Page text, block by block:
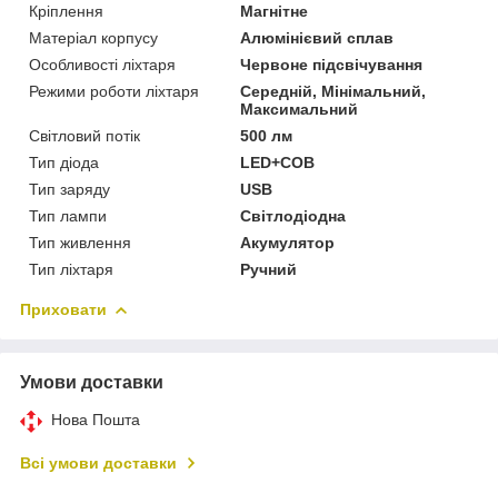
Кріплення
Магнітне
Матеріал корпусу
Алюмінієвий сплав
Особливості ліхтаря
Червоне підсвічування
Режими роботи ліхтаря
Середній, Мінімальний,
Максимальний
Світловий потік
500 лм
Тип діода
LED+COB
Тип заряду
USB
Тип лампи
Світлодіодна
Тип живлення
Акумулятор
Тип ліхтаря
Ручний
Приховати
Умови доставки
Нова Пошта
Всі умови доставки